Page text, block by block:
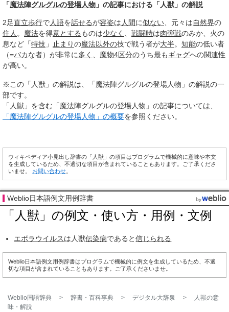
「魔法陣グルグルの登場人物 」の記事における「人獣」の解説
2足直立歩行で人語を話せるが容姿は 人間に似ない 、元々は自然界の
住人 。 魔法を得意とする ものは少なく 戦闘時は肉弾戦のみか、火の
息など「特技 」 止まりの魔法以外の技で戦う者が大半。 知能の低い者
（=バカな者）が非常に多く 魔物4区分のうち最もギャグへの関連性
が高い。
※この「人獣」の解説は、「魔法陣グルグルの登場人物」の解説の一
部です。
「人獣」を含む「魔法陣グルグルの登場人物」の記事については、
「魔法陣グルグルの登場人物」の概要を参照ください。
ウィキペディア小見出し辞書の「人獣」の項目はプログラムで機械的に意味や本文
を生成しているため、不適切な項目が含まれていることもあります。ご了承くださ
いませ。 お問い合わせ
Weblio日本語例文用例辞書
「人獣」の例文・使い方・用例・文例
エボラウイルスは人獣伝染病であると信じられる
Weblio日本語例文用例辞書はプログラムで機械的に例文を生成しているため、不適
切な項目が含まれていることもあります。ご了承くださいませ。
Weblio国語辞典 > 辞書・百科事典 > デジタル大辞泉 > 人獣の意
味・解説